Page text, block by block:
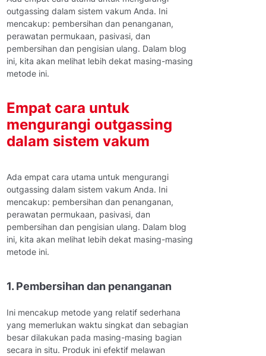
outgassing dalam sistem vakum Anda. Ini
mencakup: pembersihan dan penanganan,
perawatan permukaan, pasivasi, dan
pembersihan dan pengisian ulang. Dalam blog
ini, kita akan melihat lebih dekat masing-masing
metode ini.
Empat cara untuk
mengurangi outgassing
dalam sistem vakum
Ada empat cara utama untuk mengurangi
outgassing dalam sistem vakum Anda. Ini
mencakup: pembersihan dan penanganan,
perawatan permukaan, pasivasi, dan
pembersihan dan pengisian ulang. Dalam blog
ini, kita akan melihat lebih dekat masing-masing
metode ini.
1. Pembersihan dan penanganan
Ini mencakup metode yang relatif sederhana
yang memerlukan waktu singkat dan sebagian
besar dilakukan pada masing-masing bagian
secara in situ. Produk ini efektif melawan